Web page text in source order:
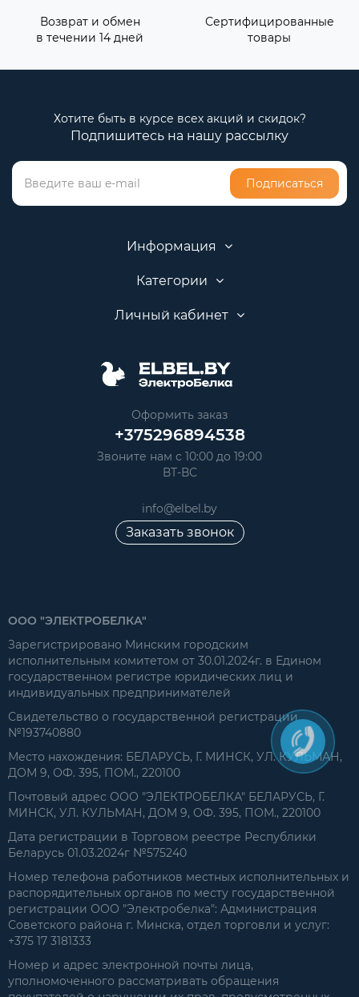
Возврат и обмен
в течении 14 дней
Сертифицированные
товары
Хотите быть в курсе всех акций и скидок?
Подпишитесь на нашу рассылку
Подписаться
Информация
Категории
Личный кабинет
Оформить заказ
+375296894538
Звоните нам с 10:00 до 19:00
ВТ-ВС
info@elbel.by
Заказать звонок
ООО "ЭЛЕКТРОБЕЛКА"
Зарегистрировано Минским городским
исполнительным комитетом от 30.01.2024г. в Едином
государственном регистре юридических лиц и
индивидуальных предпринимателей
Свидетельство о государственной регистрации
№193740880
Место нахождения: БЕЛАРУСЬ, Г. МИНСК, УЛ. КУЛЬМАН,
ДОМ 9, ОФ. 395, ПОМ., 220100
Почтовый адрес ООО "ЭЛЕКТРОБЕЛКА" БЕЛАРУСЬ, Г.
МИНСК, УЛ. КУЛЬМАН, ДОМ 9, ОФ. 395, ПОМ., 220100
Дата регистрации в Торговом реестре Республики
Беларусь 01.03.2024г №575240
Номер телефона работников местных исполнительных и
распорядительных органов по месту государственной
регистрации ООО "Электробелка": Администрация
Советского района г. Минска, отдел торговли и услуг:
+375 17 3181333
Номер и адрес электронной почты лица,
уполномоченного рассматривать обращения